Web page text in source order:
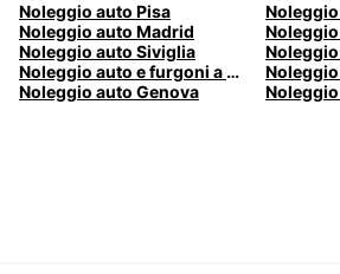
Noleggio auto Pisa
Noleggio auto Madrid
Noleggio auto Siviglia
Noleggio auto e furgoni a Pescara
Noleggio auto Genova